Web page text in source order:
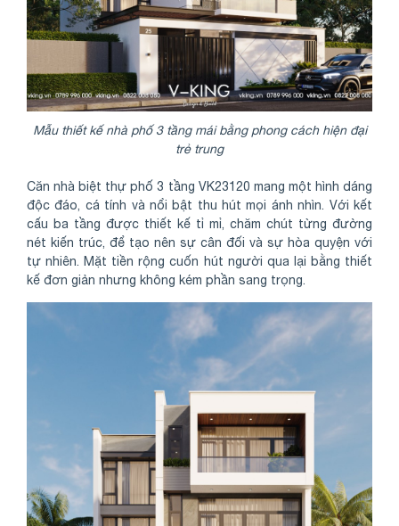
Mẫu thiết kế nhà phố 3 tầng mái bằng phong cách hiện đại
trẻ trung
Căn nhà biệt thự phố 3 tầng VK23120 mang một hình dáng
độc đáo, cá tính và nổi bật thu hút mọi ánh nhìn. Với kết
cấu ba tầng được thiết kế tỉ mỉ, chăm chút từng đường
nét kiến trúc, để tạo nên sự cân đối và sự hòa quyện với
tự nhiên. Mặt tiền rộng cuốn hút người qua lại bằng thiết
kế đơn giản nhưng không kém phần sang trọng.